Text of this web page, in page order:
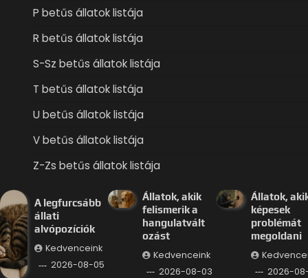
P betűs állatok listája
R betűs állatok listája
S-Sz betűs állatok listája
T betűs állatok listája
U betűs állatok listája
V betűs állatok listája
Z-Zs betűs állatok listája
A legfurcsább
állati
alvópozíciók
Kedvenceink
2026-08-05
Állatok, akik
felismerik a
hangulatvált
ozást
Kedvenceink
2026-08-03
Állatok,
képesek
problémát
megoldani
2026-